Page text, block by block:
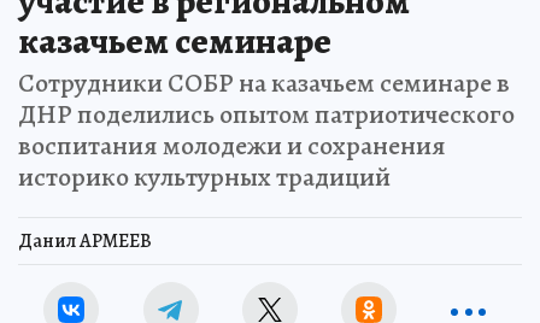
казачьем семинаре
Сотрудники СОБР на казачьем семинаре в
ДНР поделились опытом патриотического
воспитания молодежи и сохранения
историко культурных традиций
Данил АРМЕЕВ